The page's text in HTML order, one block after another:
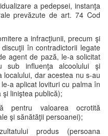
a pedepsei, instanţa
prevăzute de art. 74 Cod
a infracţiunii, precum şi
în contradictorii legate
agent de pază, le-a solicitat
sub influenţa alcoolului şi
localului, dar acestea nu s-au
a aplicat lovituri cu palma în
liniştea publică);
pentru valoarea ocrotită
şi sănătăţii persoanei);
produs (persoana